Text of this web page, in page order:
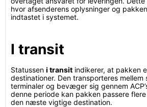
hvor afsenderens oplysninger og
indtastet i systemet.
I transit
Statussen i transit indikerer, at pakken
destinationer. Den transporteres mellem
terminaler og bevæger sig gennem
denne periode kan pakken passere
den næste vigtige destination.